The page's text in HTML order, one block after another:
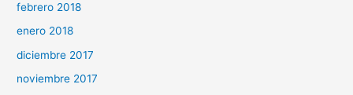
febrero 2018
enero 2018
diciembre 2017
noviembre 2017